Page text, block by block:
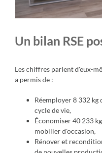
Un bilan RSE
Les chiffres parlent d'eux-
a permis de :
Réemployer 8 332
cycle de vie,
Économiser 40 233
mobilier d'occasion,
Rénover et